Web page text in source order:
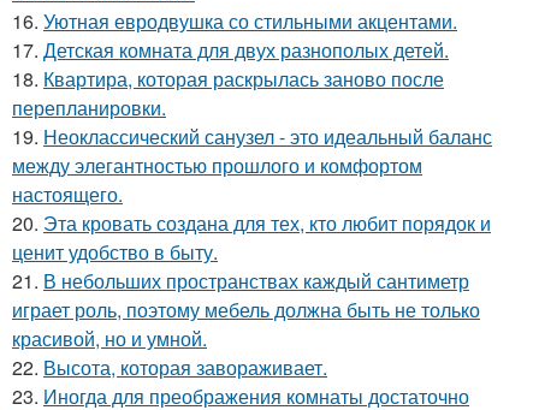
16. Уютная евродвушка со стильными акцентами.
17. Детская комната для двух разнополых детей.
18. Квартира, которая раскрылась заново после
перепланировки.
19. Неоклассический санузел - это идеальный баланс
между элегантностью прошлого и комфортом
настоящего.
20. Эта кровать создана для тех, кто любит порядок и
ценит удобство в быту.
21. В небольших пространствах каждый сантиметр
играет роль, поэтому мебель должна быть не только
красивой, но и умной.
22. Высота, которая завораживает.
23. Иногда для преображения комнаты достаточно